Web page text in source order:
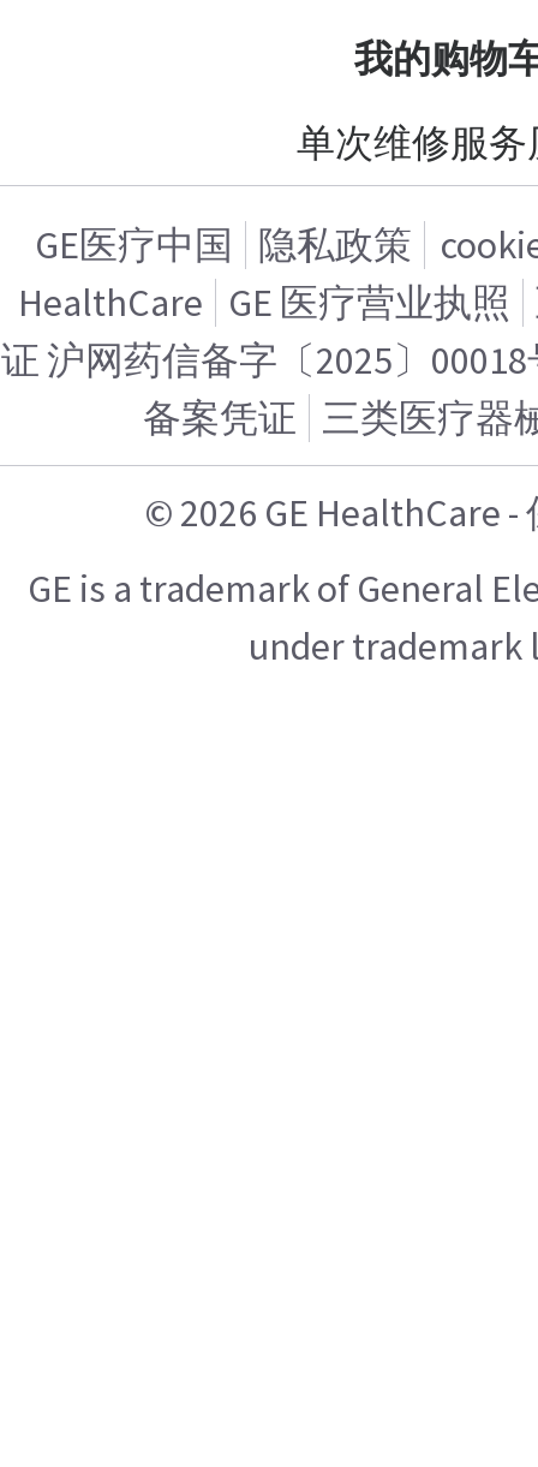
我的购物
单次维修服务
GE医疗中国 隐私政策
HealthCare GE 医疗营业执照
证 沪网药信备字〔2025〕
备案凭证 三类医疗器
© 2026 GE HealthCare
GE is a trademark of General
under trademark